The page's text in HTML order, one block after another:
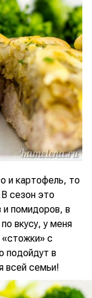
и картофель, то
сезон это
и помидоров, в
вкусу, у меня
с
подойдут в
всей семьи!